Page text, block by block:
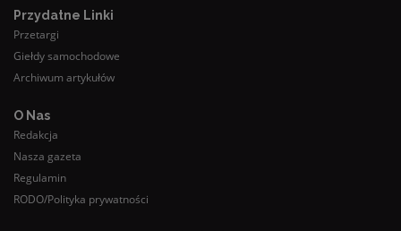
Przydatne Linki
Przetargi
Giełdy samochodowe
Archiwum artykułów
O Nas
Redakcja
Nasza gazeta
Regulamin
RODO/Polityka prywatności